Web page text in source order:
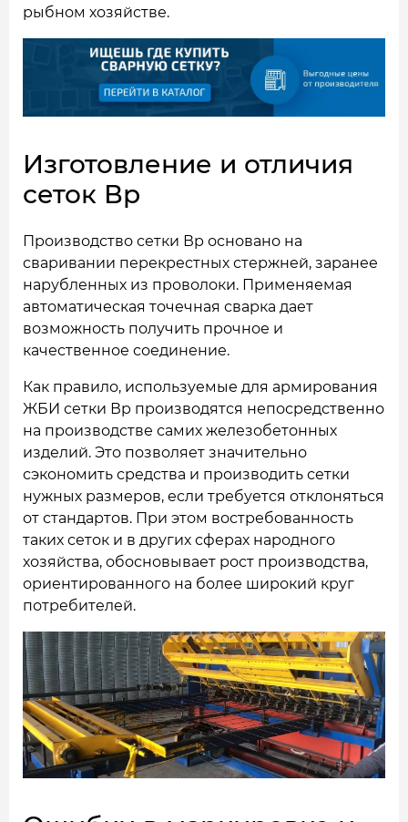
рыбном хозяйстве.
Изготовление и отличия
сеток Вр
Производство сетки Вр основано на
сваривании перекрестных стержней, заранее
нарубленных из проволоки. Применяемая
автоматическая точечная сварка дает
возможность получить прочное и
качественное соединение.
Как правило, используемые для армирования
ЖБИ сетки Вр производятся непосредственно
на производстве самих железобетонных
изделий. Это позволяет значительно
сэкономить средства и производить сетки
нужных размеров, если требуется отклоняться
от стандартов. При этом востребованность
таких сеток и в других сферах народного
хозяйства, обосновывает рост производства,
ориентированного на более широкий круг
потребителей.